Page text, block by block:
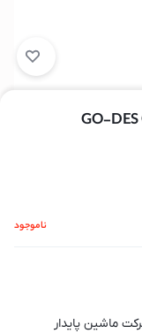
ناموجود
ماشین پایدار